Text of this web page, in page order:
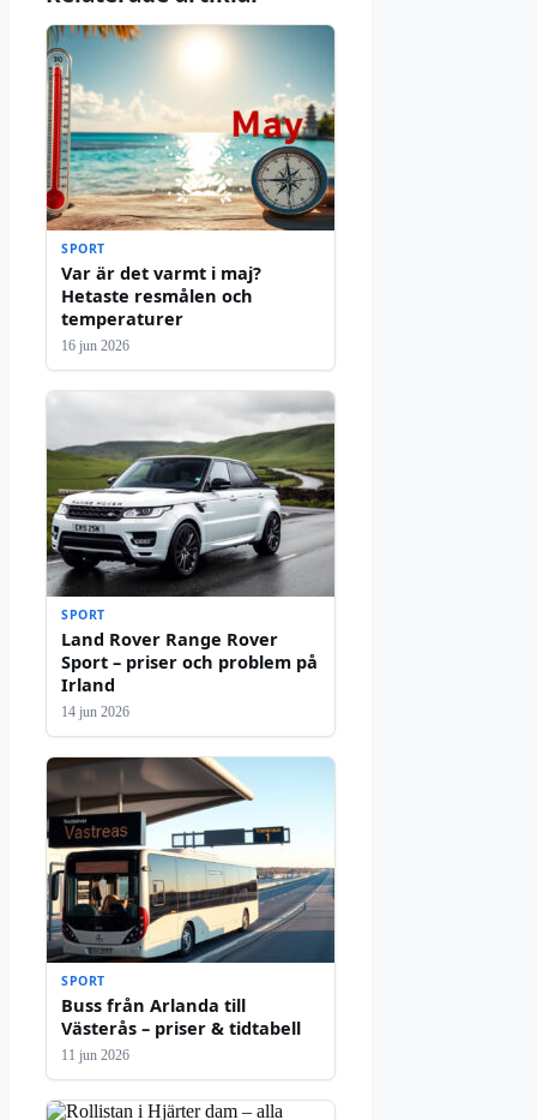
SPORT
Var är det varmt i maj?
Hetaste resmålen och
temperaturer
16 jun 2026
SPORT
Land Rover Range Rover
Sport – priser och problem på
Irland
14 jun 2026
SPORT
Buss från Arlanda till
Västerås – priser & tidtabell
11 jun 2026